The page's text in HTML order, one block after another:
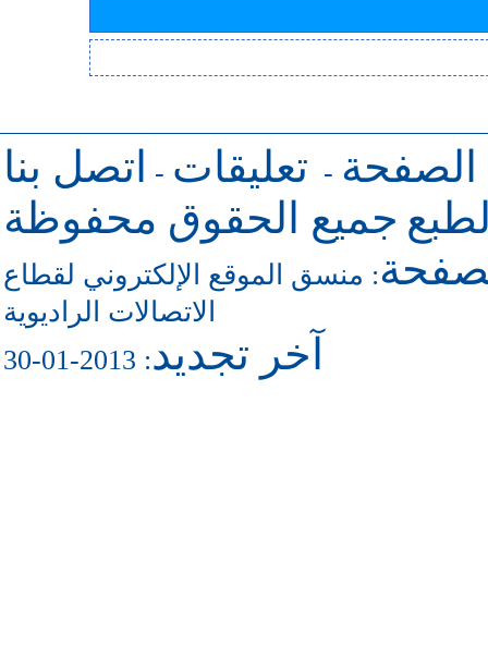
الصفحة - تعليقات -
اتصل بنا
جميع الحقوق محفوظة
: منسق الموقع الإلكتروني لقطاع
الاتصالات الراديوية
آخر تجديد: 2013-01-30